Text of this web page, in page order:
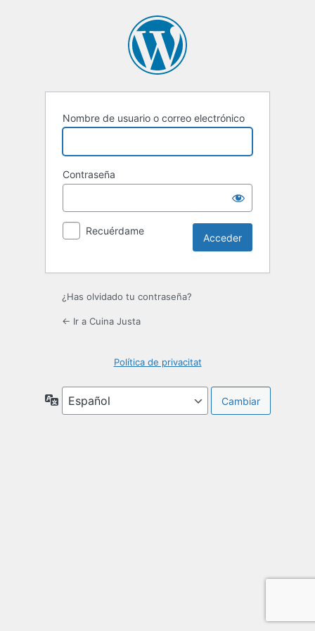
Nombre de usuario o correo electrónico
Contraseña
Recuérdame
¿Has olvidado tu contraseña?
← Ir a Cuina Justa
Política de privacitat
Idioma